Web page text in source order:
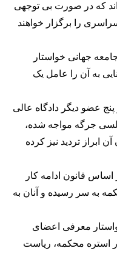
که در صورت بی توجهی
را برگزار خواهند
جهانی خواستار
به آن را عامل یک
عضو دیگر دادگاه عالی
جرگه مواجه شده،
ابراز تردید نیز کرده
قانون ادامه کار
به سر رسیده و آنان به
معرفی اعضای
استره محکمه، ریاست